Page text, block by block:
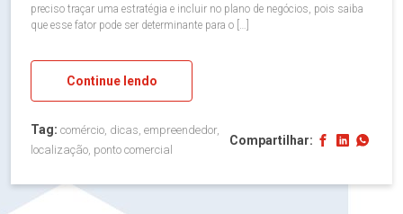
preciso traçar uma estratégia e incluir no plano de negócios, pois saiba
que esse fator pode ser determinante para o […]
Continue lendo
Tag: comércio, dicas, empreendedor,
localização, ponto comercial
Compartilhar: